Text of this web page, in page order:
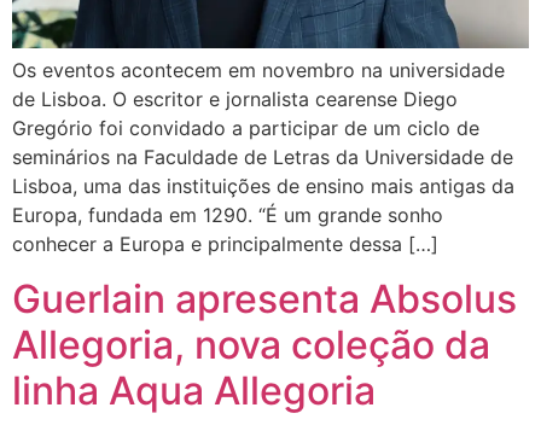
Os eventos acontecem em novembro na universidade
de Lisboa. O escritor e jornalista cearense Diego
Gregório foi convidado a participar de um ciclo de
seminários na Faculdade de Letras da Universidade de
Lisboa, uma das instituições de ensino mais antigas da
Europa, fundada em 1290. “É um grande sonho
conhecer a Europa e principalmente dessa […]
Guerlain apresenta Absolus
Allegoria, nova coleção da
linha Aqua Allegoria